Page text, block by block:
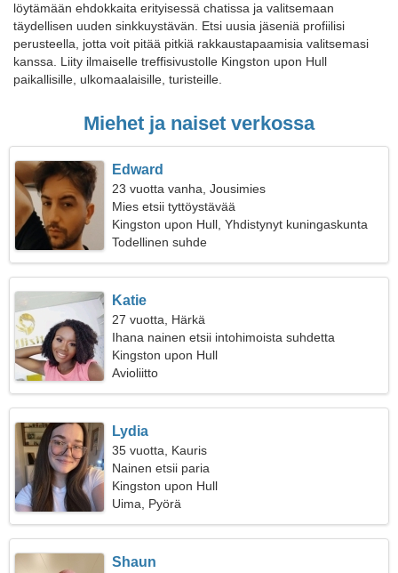
löytämään ehdokkaita erityisessä chatissa ja valitsemaan
täydellisen uuden sinkkuystävän. Etsi uusia jäseniä profiilisi
perusteella, jotta voit pitää pitkiä rakkaustapaamisia valitsemasi
kanssa. Liity ilmaiselle treffisivustolle Kingston upon Hull
paikallisille, ulkomaalaisille, turisteille.
Miehet ja naiset verkossa
Edward
23 vuotta vanha, Jousimies
Mies etsii tyttöystävää
Kingston upon Hull, Yhdistynyt kuningaskunta
Todellinen suhde
Katie
27 vuotta, Härkä
Ihana nainen etsii intohimoista suhdetta
Kingston upon Hull
Avioliitto
Lydia
35 vuotta, Kauris
Nainen etsii paria
Kingston upon Hull
Uima, Pyörä
Shaun